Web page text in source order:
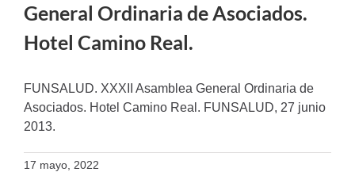
General Ordinaria de Asociados.
Hotel Camino Real.
FUNSALUD. XXXII Asamblea General Ordinaria de
Asociados. Hotel Camino Real. FUNSALUD, 27 junio
2013.
17 mayo, 2022